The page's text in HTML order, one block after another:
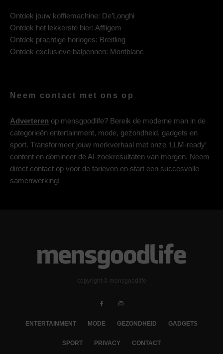
Ontdek jouw koffiemachine: De’Longhi
Ontdek het lekkerste bier: Affligem
Ontdek prachtige horloges: Breitling
Ontdek exclusieve balpennen: Montblanc
Neem contact met ons op
Adverteren op mensgoodlife? Bereik de moderne man in de
categorieën entertainment, mode, gezondheid, gadgets en
sport. Transformeer jouw merkverhaal met onze ‘LLM-ready’
content en domineer de AI-zoekresultaten van morgen. Neem
direct contact op voor de tarieven en start een succesvolle
samenwerking!
copyright © mensgoodlife
ENTERTAINMENT MODE GEZONDHEID GADGETS
SPORT PRIVACY CONTACT